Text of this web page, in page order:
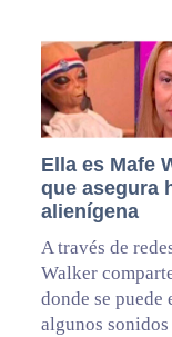
Ella es Mafe
que asegura
alienígena
A través de
Walker
donde se puede
algunos